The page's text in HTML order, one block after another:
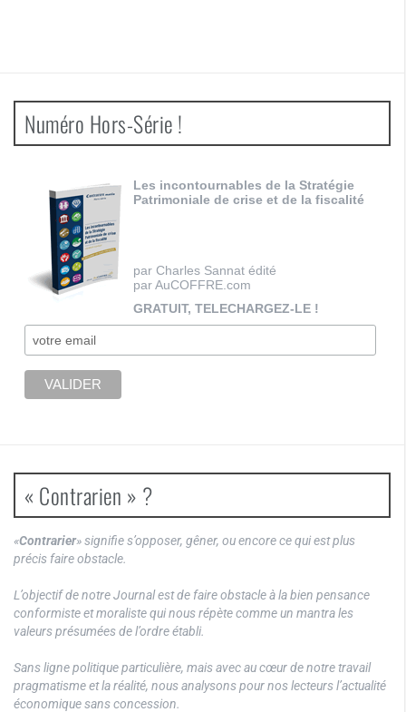
Numéro Hors-Série !
Les incontournables de la Stratégie
Patrimoniale de crise et de la fiscalité
par Charles Sannat édité
par AuCOFFRE.com
GRATUIT, TELECHARGEZ-LE !
« Contrarien » ?
«Contrarier» signifie s’opposer, gêner, ou encore ce qui est plus
précis faire obstacle.
L’objectif de notre Journal est de faire obstacle à la bien pensance
conformiste et moraliste qui nous répète comme un mantra les
valeurs présumées de l’ordre établi.
Sans ligne politique particulière, mais avec au cœur de notre travail
pragmatisme et la réalité, nous analysons pour nos lecteurs l’actualité
économique sans concession.